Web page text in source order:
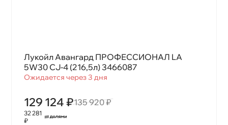
Лукойл Авангард ПРОФЕССИОНАЛ LA
5W30 CJ-4 (216,5л) 3466087
Ожидается через 3 дня
129 124 ₽135 920 ₽
32 281
₽